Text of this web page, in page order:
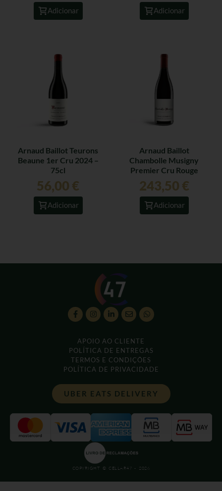
Adicionar Adicionar
Arnaud Baillot Teurons
Beaune 1er Cru 2024 –
75cl
56,00 €
Adicionar
Arnaud Baillot
Chambolle Musigny
Premier Cru Rouge
2021 – 75cl
243,50 €
Adicionar
APOIO AO CLIENTE
POLÍTICA DE ENTREGAS
TERMOS E CONDIÇÕES
POLÍTICA DE PRIVACIDADE
UBER EATS DELIVERY
COPYRIGHT © CELLAR47 - 2026